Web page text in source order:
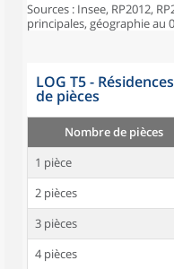
Sources : Insee, RP2012,
principales, géographie au
LOG T5 -
de pièces
Nombre de pièces
1 pièce
2 pièces
3 pièces
4 pièces